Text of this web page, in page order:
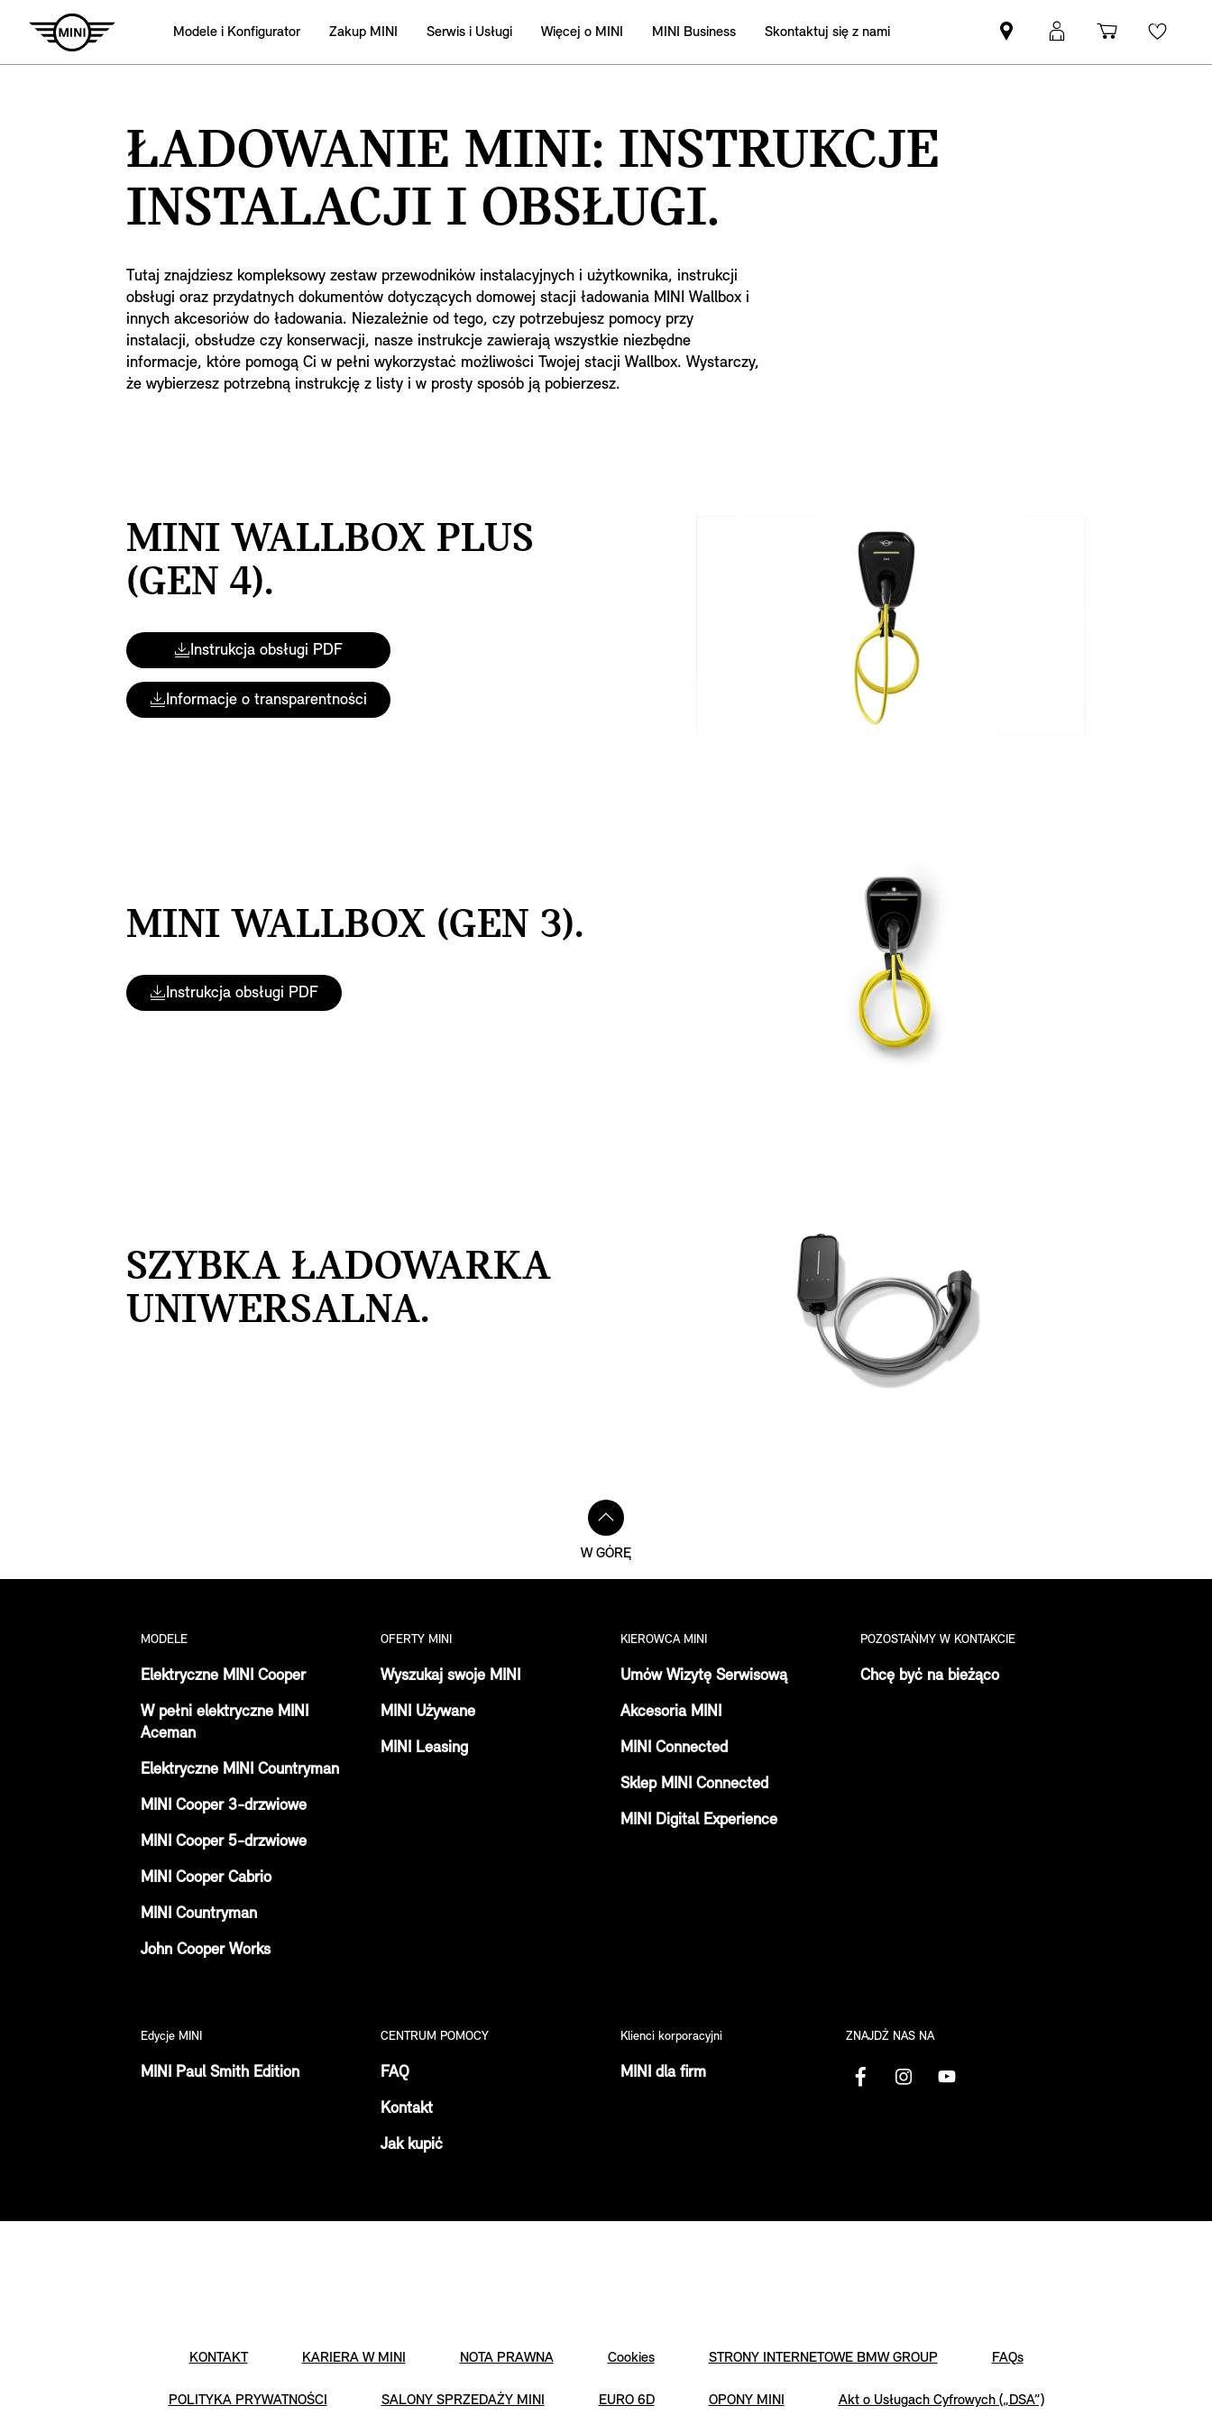
Modele i Konfigurator Zakup MINI Serwis i Usługi Więcej o MINI MINI Business Skontaktuj się z nami
Znajdź
Partnera
Logowanie
MyMini
Koszyk
ŁADOWANIE MINI: INSTRUKCJE
INSTALACJI I OBSŁUGI.
Tutaj znajdziesz kompleksowy zestaw przewodników instalacyjnych i użytkownika, instrukcji
obsługi oraz przydatnych dokumentów dotyczących domowej stacji ładowania MINI Wallbox i
innych akcesoriów do ładowania. Niezależnie od tego, czy potrzebujesz pomocy przy
instalacji, obsłudze czy konserwacji, nasze instrukcje zawierają wszystkie niezbędne
informacje, które pomogą Ci w pełni wykorzystać możliwości Twojej stacji Wallbox. Wystarczy,
że wybierzesz potrzebną instrukcję z listy i w prosty sposób ją pobierzesz.
MINI WALLBOX PLUS
(GEN 4).
Instrukcja obsługi PDF
Informacje o transparentności
MINI WALLBOX (GEN 3).
Instrukcja obsługi PDF
SZYBKA ŁADOWARKA
UNIWERSALNA.
W GÓRĘ
MODELE
Elektryczne MINI Cooper
W pełni elektryczne MINI
Aceman
Elektryczne MINI Countryman
MINI Cooper 3-drzwiowe
MINI Cooper 5-drzwiowe
MINI Cooper Cabrio
MINI Countryman
John Cooper Works
OFERTY MINI
Wyszukaj swoje MINI
MINI Używane
MINI Leasing
KIEROWCA MINI
Umów Wizytę Serwisową
Akcesoria MINI
MINI Connected
Sklep MINI Connected
MINI Digital Experience
POZOSTAŃMY W KONTAKCIE
Chcę być na bieżąco
Edycje MINI
MINI Paul Smith Edition
CENTRUM POMOCY
FAQ
Kontakt
Jak kupić
Klienci korporacyjni
MINI dla firm
ZNAJDŹ NAS NA
KONTAKT KARIERA W MINI NOTA PRAWNA Cookies STRONY INTERNETOWE BMW GROUP FAQs
POLITYKA PRYWATNOŚCI SALONY SPRZEDAŻY MINI EURO 6D OPONY MINI Akt o Usługach Cyfrowych („DSA”)